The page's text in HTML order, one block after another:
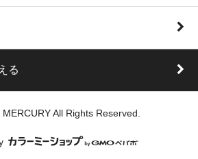
る
All Rights Reserved.